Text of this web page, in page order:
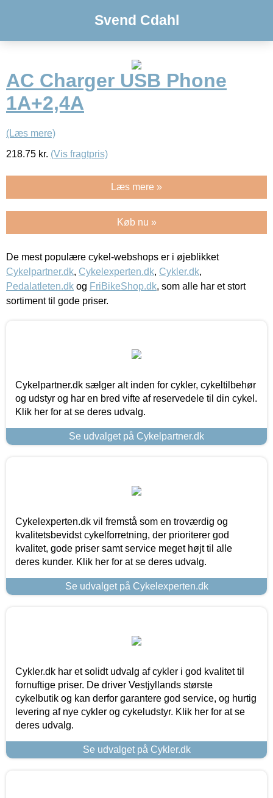
Svend Cdahl
AC Charger USB Phone
1A+2,4A
(Læs mere)
218.75 kr. (Vis fragtpris)
Læs mere »
Køb nu »
De mest populære cykel-webshops er i øjeblikket
Cykelpartner.dk, Cykelexperten.dk, Cykler.dk,
Pedalatleten.dk og FriBikeShop.dk, som alle har et stort
sortiment til gode priser.
Cykelpartner.dk sælger alt inden for cykler, cykeltilbehør
og udstyr og har en bred vifte af reservedele til din cykel.
Klik her for at se deres udvalg.
Se udvalget på Cykelpartner.dk
Cykelexperten.dk vil fremstå som en troværdig og
kvalitetsbevidst cykelforretning, der prioriterer god
kvalitet, gode priser samt service meget højt til alle
deres kunder. Klik her for at se deres udvalg.
Se udvalget på Cykelexperten.dk
Cykler.dk har et solidt udvalg af cykler i god kvalitet til
fornuftige priser. De driver Vestjyllands største
cykelbutik og kan derfor garantere god service, og hurtig
levering af nye cykler og cykeludstyr. Klik her for at se
deres udvalg.
Se udvalget på Cykler.dk